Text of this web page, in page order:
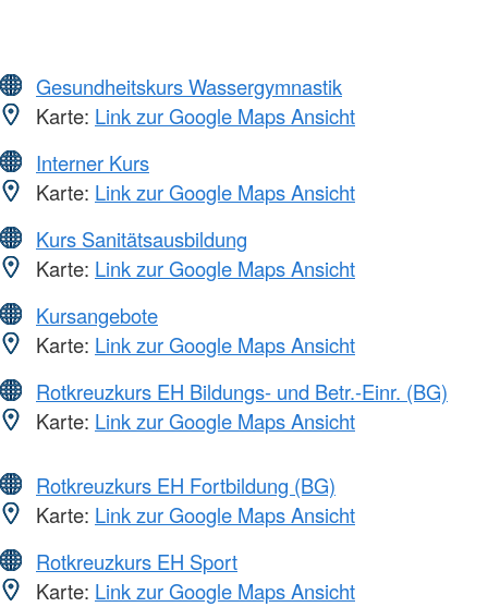
Gesundheitskurs Wassergymnastik
Karte: Link zur Google Maps Ansicht
Interner Kurs
Karte: Link zur Google Maps Ansicht
Kurs Sanitätsausbildung
Karte: Link zur Google Maps Ansicht
Kursangebote
Karte: Link zur Google Maps Ansicht
Rotkreuzkurs EH Bildungs- und Betr.-Einr. (BG)
Karte: Link zur Google Maps Ansicht
Rotkreuzkurs EH Fortbildung (BG)
Karte: Link zur Google Maps Ansicht
Rotkreuzkurs EH Sport
Karte: Link zur Google Maps Ansicht